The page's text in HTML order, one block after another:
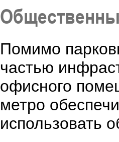
Помимо
частью
офисного
метро
использовать